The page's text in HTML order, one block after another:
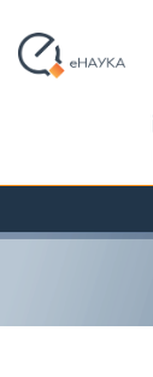
navigation